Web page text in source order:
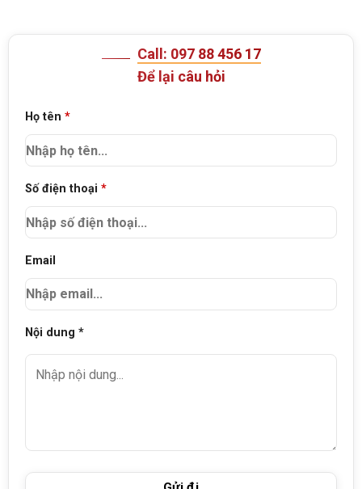
Call: 097 88 456 17
Để lại câu hỏi
Họ tên *
Số điện thoại *
Email
Nội dung *